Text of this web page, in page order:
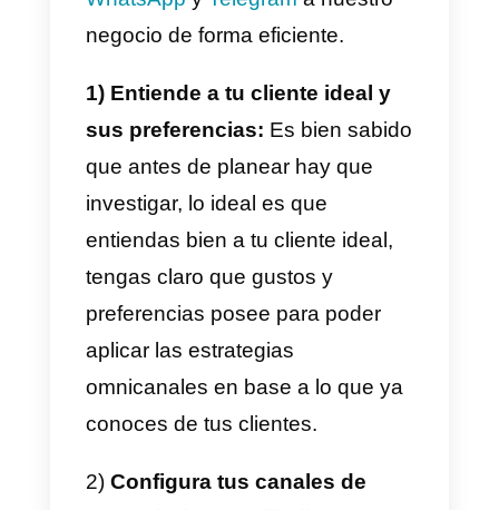
servicios no tiene precio, por esto
flexibilidad consigues clientes
más felices y gustos con el
servicio.
5) Análisis y mejora continua:
integrar diferentes canales,
puedes recopilar una gran
cantidad de datos y métricas
compra de tus clientes. Con